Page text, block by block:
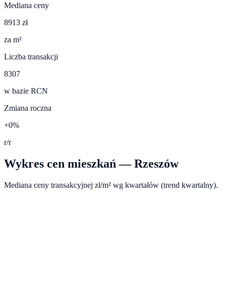
Mediana ceny
8913 zł
za m²
Liczba transakcji
8307
w bazie RCN
Zmiana roczna
+0%
r/r
Wykres cen mieszkań —Rzeszów
Mediana ceny transakcyjnej zł/m² wg kwartałów (trend kwartalny).